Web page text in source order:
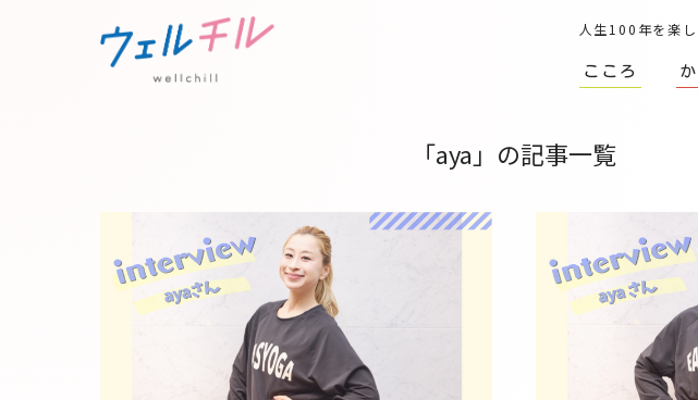
人生100年を楽
こころ
「aya」の記事一覧